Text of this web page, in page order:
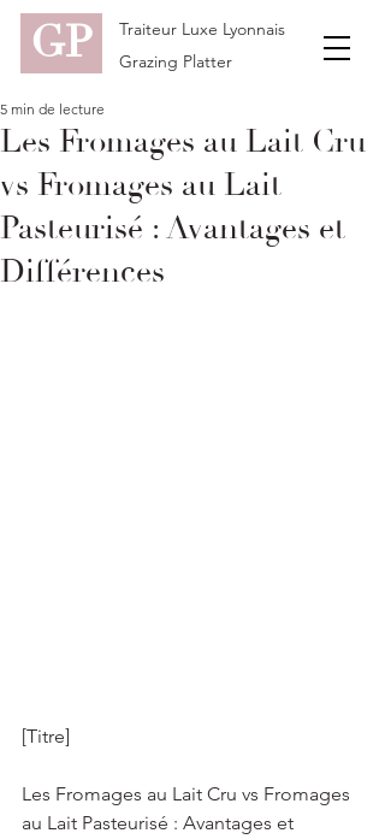
GP
Traiteur Luxe Lyonnais
Grazing Platter
Les Fromages au Lait Cru
vs Fromages au Lait
Pasteurisé : Avantages et
Différences
5 min de lecture
[Titre]
Les Fromages au Lait Cru vs Fromages
au Lait Pasteurisé : Avantages et